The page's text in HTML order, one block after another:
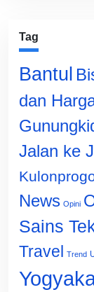
Tag
Bantul
dan
Jalan ke
News Opini
Sains
Travel Trend